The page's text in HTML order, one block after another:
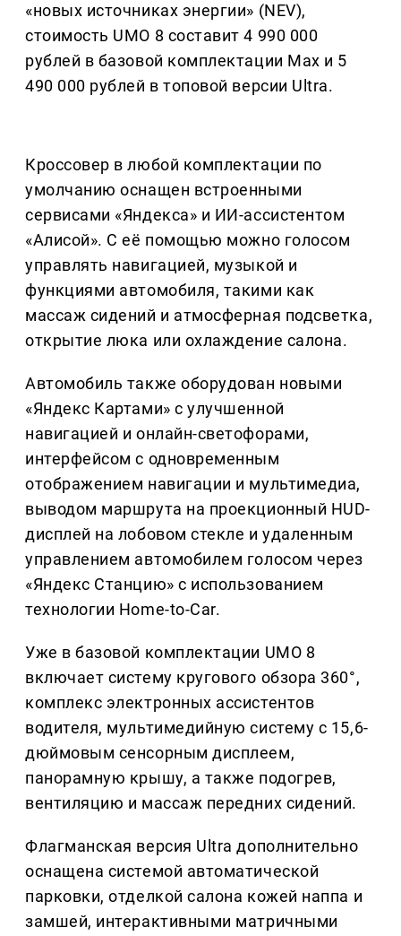
«новых источниках энергии» (NEV),
стоимость UMO 8 составит 4 990 000
рублей в базовой комплектации Max и 5
490 000 рублей в топовой версии Ultra.
Кроссовер в любой комплектации по
умолчанию оснащен встроенными
сервисами «Яндекса» и ИИ-ассистентом
«Алисой». С её помощью можно голосом
управлять навигацией, музыкой и
функциями автомобиля, такими как
массаж сидений и атмосферная подсветка,
открытие люка или охлаждение салона.
Автомобиль также оборудован новыми
«Яндекс Картами» с улучшенной
навигацией и онлайн-светофорами,
интерфейсом с одновременным
отображением навигации и мультимедиа,
выводом маршрута на проекционный HUD-
дисплей на лобовом стекле и удаленным
управлением автомобилем голосом через
«Яндекс Станцию» с использованием
технологии Home-to-Car.
Уже в базовой комплектации UMO 8
включает систему кругового обзора 360°,
комплекс электронных ассистентов
водителя, мультимедийную систему с 15,6-
дюймовым сенсорным дисплеем,
панорамную крышу, а также подогрев,
вентиляцию и массаж передних сидений.
Флагманская версия Ultra дополнительно
оснащена системой автоматической
парковки, отделкой салона кожей наппа и
замшей, интерактивными матричными